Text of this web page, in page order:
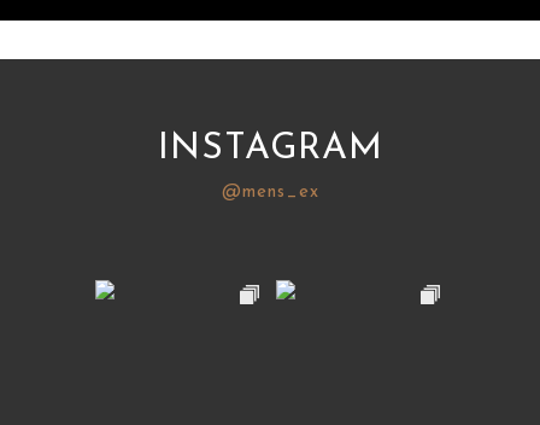
INSTAGRAM
@mens_ex